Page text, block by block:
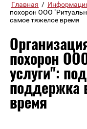
Главная /
похорон ООО
самое тяжелое время
похорон
услуги":
поддержка
время